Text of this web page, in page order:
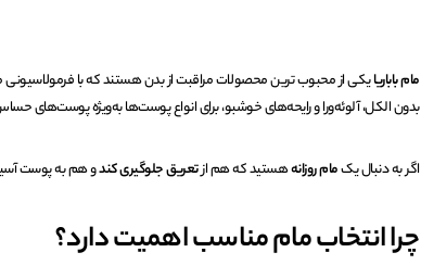
مام‌ باباریایکی از محبوب‌ ترین محصولات مراقبت از بدن هستند که با فرمولاسیونی
بدون الکل، آلوئه‌ورا و رایحه‌های خوشبو، برای انواع پوست‌ها به‌ویژه پوست‌های
اگر به دنبال یکمام روزانههستید که هم ازتعریق جلوگیری کندو هم به پوست
چرا انتخاب مام مناسب اهمیت دارد؟